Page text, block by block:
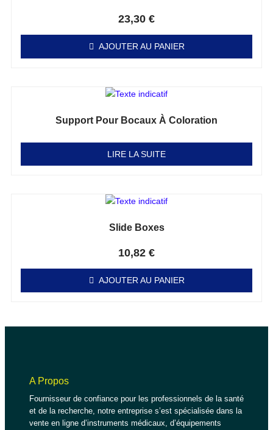
23,30 €
AJOUTER AU PANIER
Support Pour Bocaux À Coloration
LIRE LA SUITE
Slide Boxes
10,82 €
AJOUTER AU PANIER
A Propos
Fournisseur de confiance pour les professionnels de la santé
et de la recherche, notre entreprise s’est spécialisée dans la
vente en ligne d’instruments médicaux, d’équipements